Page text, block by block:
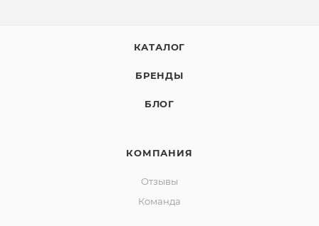
КАТАЛОГ
БРЕНДЫ
БЛОГ
КОМПАНИЯ
Отзывы
Команда